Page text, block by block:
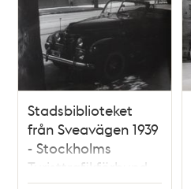
Stadsbiblioteket
från Sveavägen 1939
- Stockholms
Turisttrafikförbund